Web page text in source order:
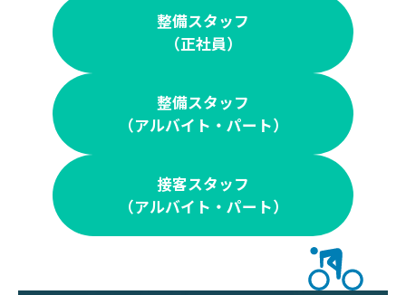
整備スタッフ
（正社員）
整備スタッフ
（アルバイト・パート）
接客スタッフ
（アルバイト・パート）